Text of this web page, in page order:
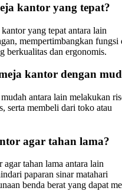
kantor yang tepat?
yang tepat antara lain
mempertimbangkan fungsi
berkualitas dan ergonomis.
kantor dengan
antara lain melakukan
serta membeli dari toko atau
agar tahan lama?
tahan lama antara lain
paparan sinar matahari
benda berat yang dapat